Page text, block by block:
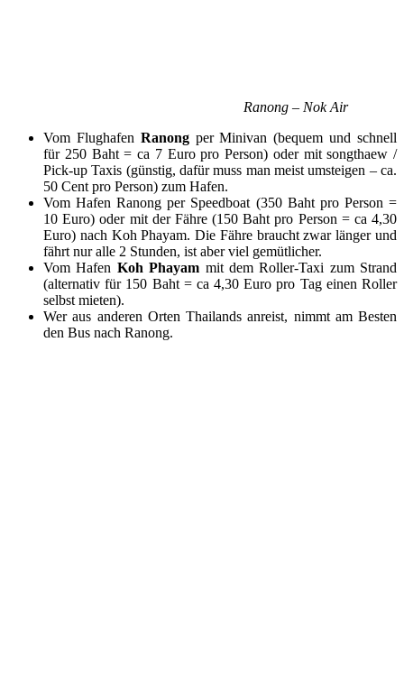
Ranong – Nok Air
Vom Flughafen Ranong per Minivan (bequem und schnell
für 250 Baht = ca 7 Euro pro Person) oder mit songthaew /
Pick-up Taxis (günstig, dafür muss man meist umsteigen – ca.
50 Cent pro Person) zum Hafen.
Vom Hafen Ranong per Speedboat (350 Baht pro Person =
10 Euro) oder mit der Fähre (150 Baht pro Person = ca 4,30
Euro) nach Koh Phayam. Die Fähre braucht zwar länger und
fährt nur alle 2 Stunden, ist aber viel gemütlicher.
Vom Hafen Koh Phayam mit dem Roller-Taxi zum Strand
(alternativ für 150 Baht = ca 4,30 Euro pro Tag einen Roller
selbst mieten).
Wer aus anderen Orten Thailands anreist, nimmt am Besten
den Bus nach Ranong.